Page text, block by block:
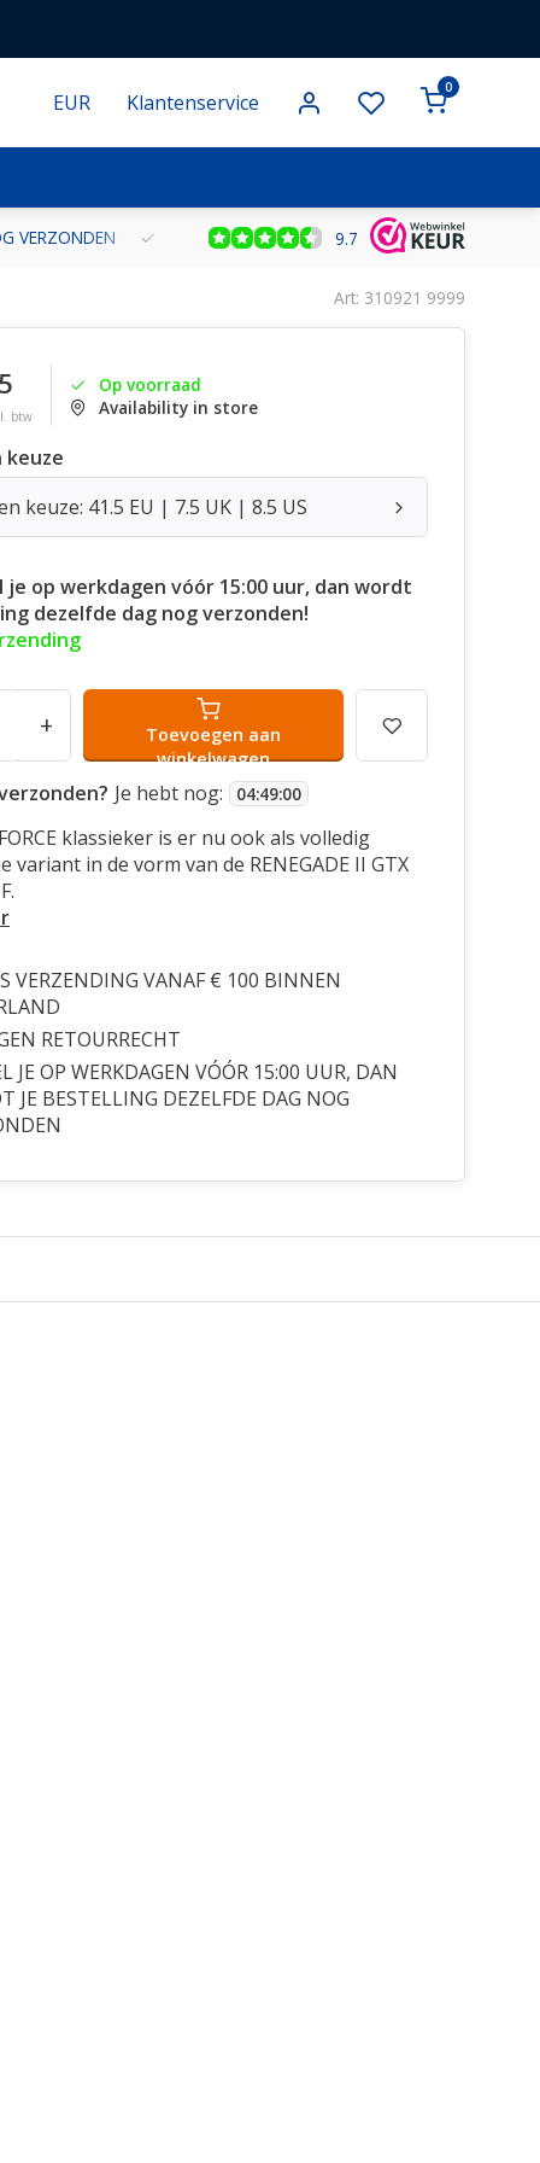
EUR Klantenservice
0
VERZONDEN GRATIS VERZENDING VANAF € 100 BINNEN
9.7
Art: 310921 9999
btw
Op voorraad
Availability in store
keuze
keuze: 41.5 EU | 7.5 UK | 8.5 US
je op werkdagen vóór 15:00 uur, dan wordt
dezelfde dag nog verzonden!
+
Toevoegen aan
winkelwagen
Je hebt nog: 04:48:59
klassieker is er nu ook als volledig
variant in de vorm van de RENEGADE II GTX
VERZENDING VANAF € 100 BINNEN
RETOURRECHT
JE OP WERKDAGEN VÓÓR 15:00 UUR, DAN
JE BESTELLING DEZELFDE DAG NOG